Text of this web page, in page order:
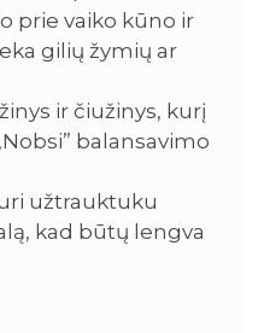
prie vaiko kūno ir
gilių žymių ar
ir čiužinys, kurį
balansavimo
užtrauktuku
kad būtų lengva